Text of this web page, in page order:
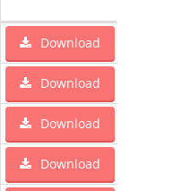
Download
Download
Download
Download